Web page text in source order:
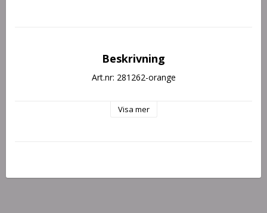
Beskrivning
Art.nr: 281262-orange
Visa mer